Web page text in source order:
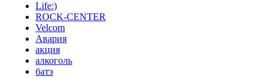
Life:)
ROCK-CENTER
Velcom
Авария
акция
алкоголь
батэ